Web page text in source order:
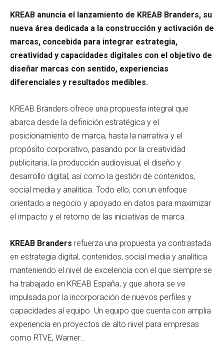
KREAB anuncia el lanzamiento de KREAB Branders, su
nueva área dedicada a la construcción y activación de
marcas, concebida para integrar estrategia,
creatividad y capacidades digitales con el objetivo de
diseñar marcas con sentido, experiencias
diferenciales y resultados medibles.
KREAB Branders ofrece una propuesta integral que
abarca desde la definición estratégica y el
posicionamiento de marca, hasta la narrativa y el
propósito corporativo, pasando por la creatividad
publicitaria, la producción audiovisual, el diseño y
desarrollo digital, así como la gestión de contenidos,
social media y analítica. Todo ello, con un enfoque
orientado a negocio y apoyado en datos para maximizar
el impacto y el retorno de las iniciativas de marca.
KREAB Branders refuerza una propuesta ya contrastada
en estrategia digital, contenidos, social media y analítica
manteniendo el nivel de excelencia con el que siempre se
ha trabajado en KREAB España, y que ahora se ve
impulsada por la incorporación de nuevos perfiles y
capacidades al equipo. Un equipo que cuenta con amplia
experiencia en proyectos de alto nivel para empresas
como RTVE, Warner…